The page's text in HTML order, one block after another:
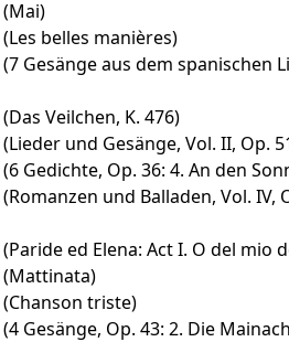
(Mai)
(Les belles manières)
(7 Gesänge aus dem spanischen
(Das Veilchen, K. 476)
(Lieder und Gesänge, Vol. II, Op.
(6 Gedichte, Op. 36: 4. An den
(Romanzen und Balladen, Vol. IV,
(Paride ed Elena: Act I. O del mio
(Mattinata)
(Chanson triste)
(4 Gesänge, Op. 43: 2. Die